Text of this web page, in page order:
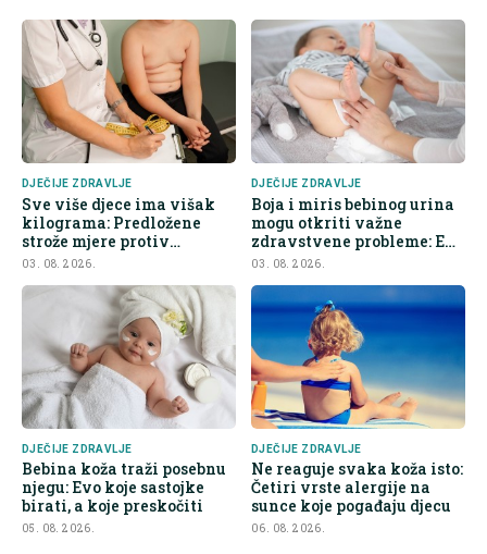
DJEČIJE ZDRAVLJE
Sve više djece ima višak
kilograma: Predložene
strože mjere protiv
nezdrave hrane
03. 08. 2026.
DJEČIJE ZDRAVLJE
Boja i miris bebinog urina
mogu otkriti važne
zdravstvene probleme: Evo
na šta roditelji trebaju obr
03. 08. 2026.
DJEČIJE ZDRAVLJE
Bebina koža traži posebnu
njegu: Evo koje sastojke
birati, a koje preskočiti
05. 08. 2026.
DJEČIJE ZDRAVLJE
Ne reaguje svaka koža isto:
Četiri vrste alergije na
sunce koje pogađaju djecu
06. 08. 2026.